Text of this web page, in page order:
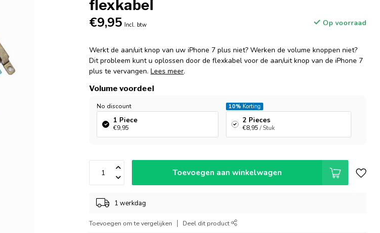
flexkabel
€9,95 Incl. btw Op voorraad
Werkt de aan/uit knop van uw iPhone 7 plus niet? Werken de volume knoppen niet?
Dit probleem kunt u oplossen door de flexkabel voor de aan/uit knop van de iPhone 7
plus te vervangen.Lees meer.
Volume voordeel
No discount
1 Piece
€9,95
10% Korting
2 Pieces
€8,95 / Stuk
Toevoegen aan winkelwagen
1 werkdag
Toevoegen om te vergelijken Deel dit product